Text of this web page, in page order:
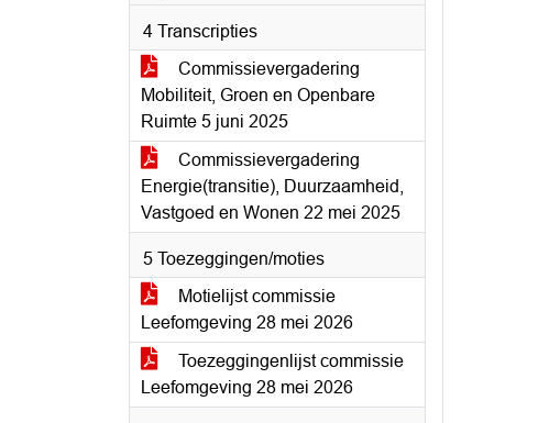
4 Transcripties
Commissievergadering
Mobiliteit, Groen en Openbare
Ruimte 5 juni 2025
Commissievergadering
Energie(transitie), Duurzaamheid,
Vastgoed en Wonen 22 mei 2025
5 Toezeggingen/moties
Motielijst commissie
Leefomgeving 28 mei 2026
Toezeggingenlijst commissie
Leefomgeving 28 mei 2026